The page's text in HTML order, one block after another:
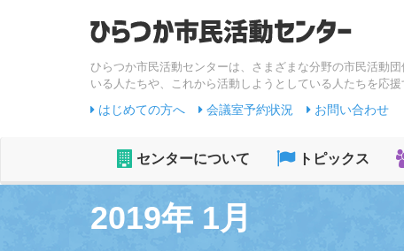
ひらつか市民活動センターは、さまざまな分野の市民活動
いる人たちや、これから活動しようとしている人たちを応援
はじめての方へ 会議室予約状況 お問い合わせ
センターについて トピックス
2019年 1月